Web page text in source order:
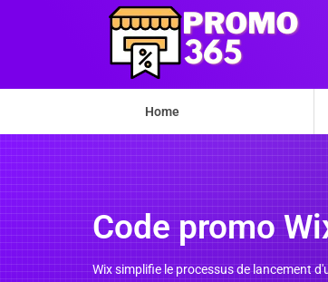
Home
Code promo
Wix simplifie le processus de lancement